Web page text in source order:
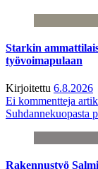
Starkin
työvoimapulaan
Kirjoitettu 6.8.2026
Ei kommentteja
Suhdannekuopasta
Rakennustyö